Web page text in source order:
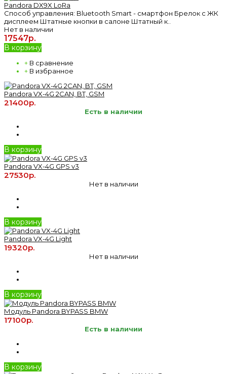
Pandora DX9X LoRa
Способ управления: Bluetooth Smart - смартфон Брелок с ЖК
дисплеем Штатные кнопки в салоне Штатный к..
Нет в наличии
17547р.
В корзину
+ В сравнение
+ В избранное
Pandora VX-4G 2CAN, BT, GSM
21400р.
Есть в наличии
В корзину
Pandora VX-4G GPS v3
27530р.
Нет в наличии
В корзину
Pandora VX-4G Light
19320р.
Нет в наличии
В корзину
Модуль Pandora BYPASS BMW
17100р.
Есть в наличии
В корзину